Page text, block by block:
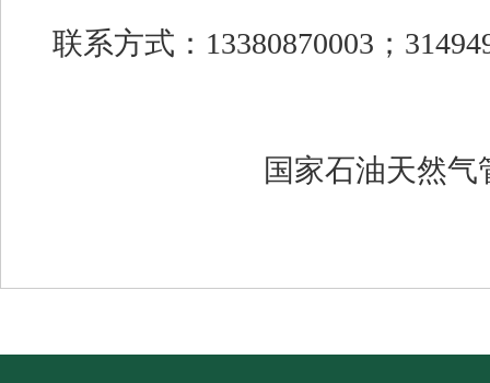
联系方式： 13380870003 ；
国家石油天然